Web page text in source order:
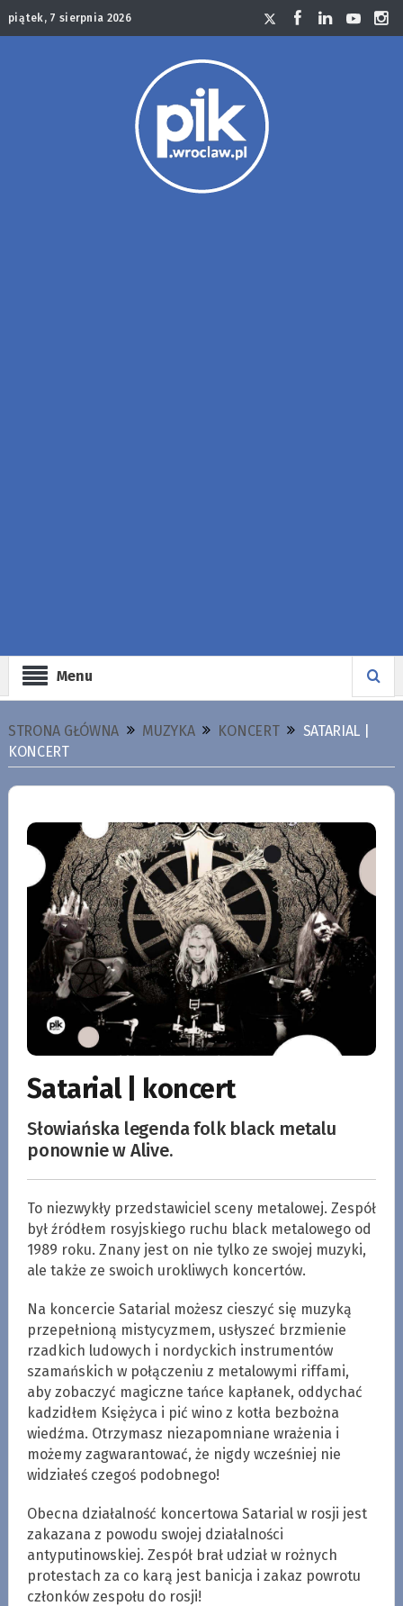
piątek, 7 sierpnia 2026
Menu
STRONA GŁÓWNA MUZYKA KONCERT
SATARIAL |
KONCERT
Satarial | koncert
Słowiańska legenda folk black metalu
ponownie w Alive.
To niezwykły przedstawiciel sceny metalowej. Zespół
był źródłem rosyjskiego ruchu black metalowego od
1989 roku. Znany jest on nie tylko ze swojej muzyki,
ale także ze swoich urokliwych koncertów.
Na koncercie Satarial możesz cieszyć się muzyką
przepełnioną mistycyzmem, usłyszeć brzmienie
rzadkich ludowych i nordyckich instrumentów
szamańskich w połączeniu z metalowymi riffami,
aby zobaczyć magiczne tańce kapłanek, oddychać
kadzidłem Księżyca i pić wino z kotła bezbożna
wiedźma. Otrzymasz niezapomniane wrażenia i
możemy zagwarantować, że nigdy wcześniej nie
widziałeś czegoś podobnego!
Obecna działalność koncertowa Satarial w rosji jest
zakazana z powodu swojej działalności
antyputinowskiej. Zespół brał udział w rożnych
protestach za co karą jest banicja i zakaz powrotu
członków zespołu do rosji!